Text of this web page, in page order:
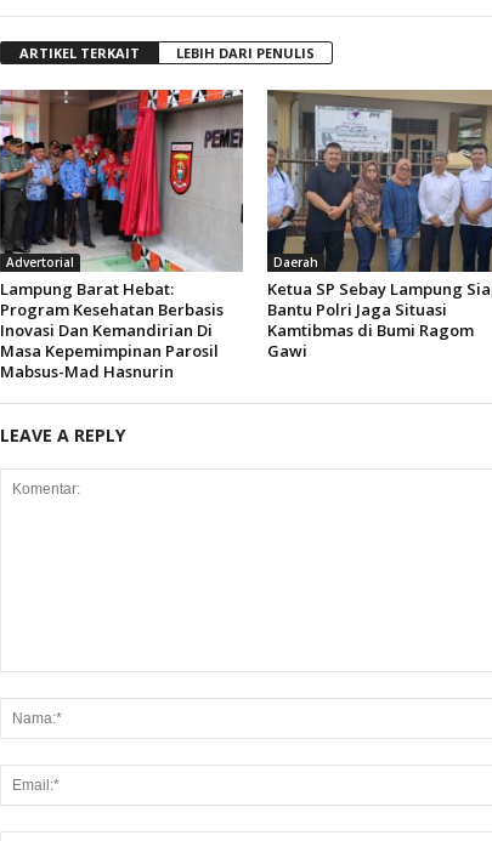
ARTIKEL TERKAIT LEBIH DARI PENULIS
Advertorial
Lampung Barat Hebat:
Program Kesehatan Berbasis
Inovasi Dan Kemandirian Di
Masa Kepemimpinan Parosil
Mabsus-Mad Hasnurin
Daerah
Ketua SP Sebay Lampung
Bantu Polri Jaga Situasi
Kamtibmas di Bumi Ragom
Gawi
LEAVE A REPLY